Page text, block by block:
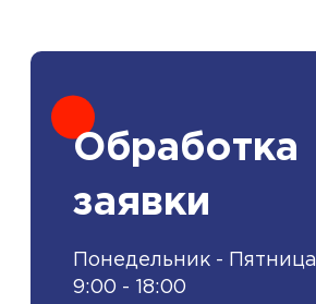
Обработка
заявки
Понедельник - Пятница
9:00 - 18:00